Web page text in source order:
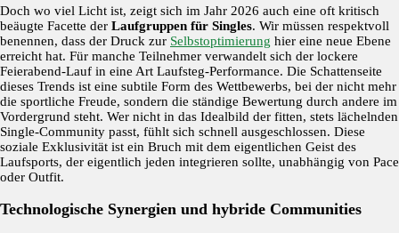
Doch wo viel Licht ist, zeigt sich im Jahr 2026 auch eine oft kritisch
beäugte Facette der Laufgruppen für Singles. Wir müssen respektvoll
benennen, dass der Druck zur Selbstoptimierung hier eine neue Ebene
erreicht hat. Für manche Teilnehmer verwandelt sich der lockere
Feierabend-Lauf in eine Art Laufsteg-Performance. Die Schattenseite
dieses Trends ist eine subtile Form des Wettbewerbs, bei der nicht mehr
die sportliche Freude, sondern die ständige Bewertung durch andere im
Vordergrund steht. Wer nicht in das Idealbild der fitten, stets lächelnden
Single-Community passt, fühlt sich schnell ausgeschlossen. Diese
soziale Exklusivität ist ein Bruch mit dem eigentlichen Geist des
Laufsports, der eigentlich jeden integrieren sollte, unabhängig von Pace
oder Outfit.
Technologische Synergien und hybride Communities